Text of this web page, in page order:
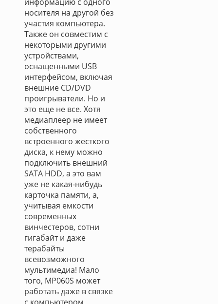
носителя на другой без
участия компьютера.
Также он совместим с
некоторыми другими
устройствами,
оснащенными USB
интерфейсом, включая
внешние CD/DVD
проигрыватели. Но и
это еще не все. Хотя
медиаплеер не имеет
собственного
встроенного жесткого
диска, к нему можно
подключить внешний
SATA HDD, а это вам
уже не какая-нибудь
карточка памяти, а,
учитывая емкости
современных
винчестеров, сотни
гигабайт и даже
терабайты
всевозможного
мультимедиа! Мало
того, MP060S может
работать даже в связке